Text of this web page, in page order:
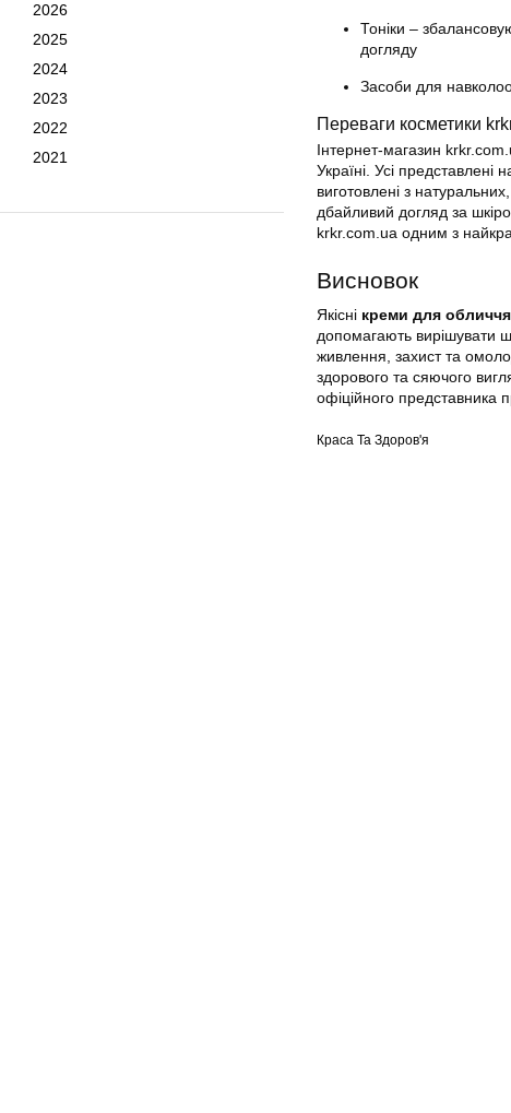
2026
2025
2024
2023
2022
2021
Тоніки –
догляду
Засоби для
Переваги косметики
Інтернет-магазин
Україні. Усі представлені
виготовлені з
дбайливий догляд за
krkr.com.ua одним з
Висновок
Якісні креми для обличчя
допомагають вирішувати
живлення, захист та
здорового та сяючого
офіційного представника
Краса Та Здоров'я